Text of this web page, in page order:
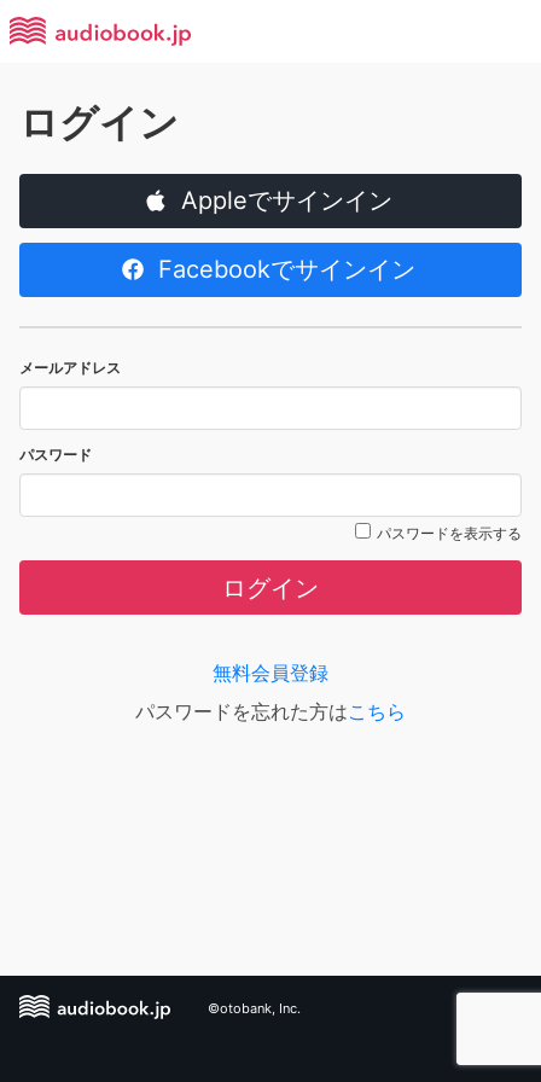
ログイン
Appleでサインイン
Facebookでサインイン
メールアドレス
パスワード
パスワードを表示する
ログイン
無料会員登録
パスワードを忘れた方はこちら
©otobank, Inc.